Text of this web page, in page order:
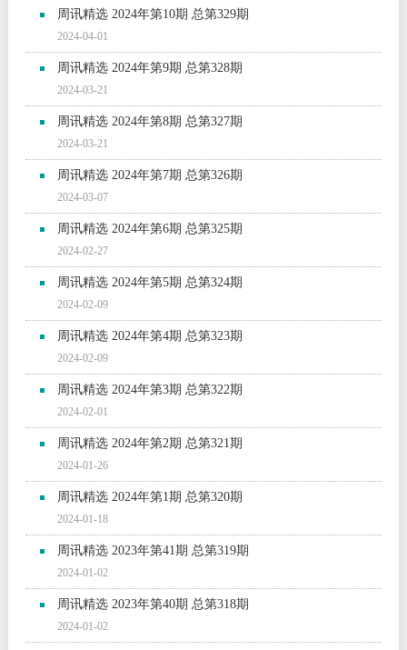
周讯精选 2024年第10期 总第329期
2024-04-01
周讯精选 2024年第9期 总第328期
2024-03-21
周讯精选 2024年第8期 总第327期
2024-03-21
周讯精选 2024年第7期 总第326期
2024-03-07
周讯精选 2024年第6期 总第325期
2024-02-27
周讯精选 2024年第5期 总第324期
2024-02-09
周讯精选 2024年第4期 总第323期
2024-02-09
周讯精选 2024年第3期 总第322期
2024-02-01
周讯精选 2024年第2期 总第321期
2024-01-26
周讯精选 2024年第1期 总第320期
2024-01-18
周讯精选 2023年第41期 总第319期
2024-01-02
周讯精选 2023年第40期 总第318期
2024-01-02